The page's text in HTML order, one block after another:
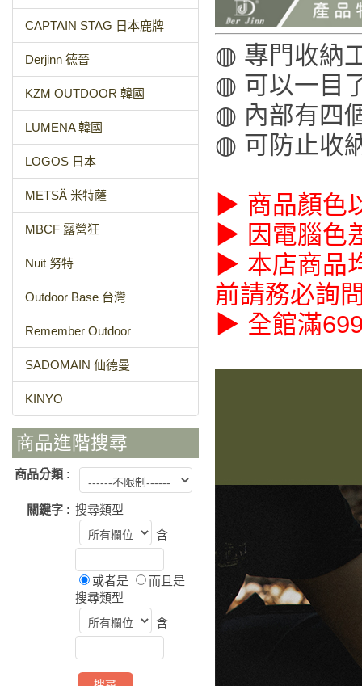
CAPTAIN STAG 日本鹿牌
Derjinn 德晉
KZM OUTDOOR 韓國
LUMENA 韓國
LOGOS 日本
METSÄ 米特薩
MBCF 露營狂
Nuit 努特
Outdoor Base 台灣
Remember Outdoor
SADOMAIN 仙德曼
KINYO
商品進階搜尋
商品分類 :
關鍵字 : 搜尋類型
含
或者是
而且是
搜尋類型
含
◍ 專門收納
◍ 可以一目
◍ 內部有四
◍ 可防止收
▶ 商品顏色
▶ 因電腦色
▶ 本店商品
前請務必詢
▶ 全館滿